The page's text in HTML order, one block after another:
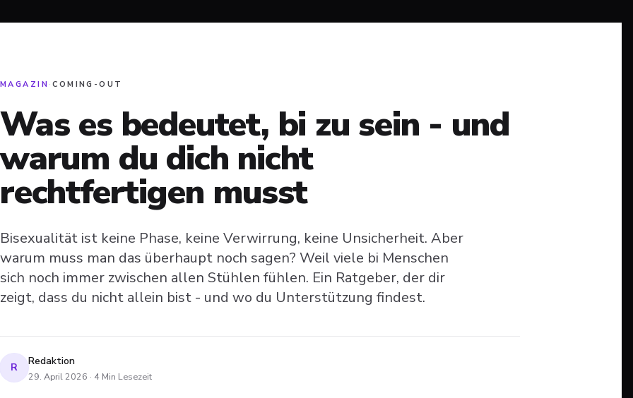
MAGAZIN ·COMING-OUT
Was es bedeutet, bi zu sein - und
warum du dich nicht
rechtfertigen musst
Bisexualität ist keine Phase, keine Verwirrung, keine Unsicherheit. Aber
warum muss man das überhaupt noch sagen? Weil viele bi Menschen
sich noch immer zwischen allen Stühlen fühlen. Ein Ratgeber, der dir
zeigt, dass du nicht allein bist - und wo du Unterstützung findest.
R Redaktion
29. April 2026 · 4 Min Lesezeit